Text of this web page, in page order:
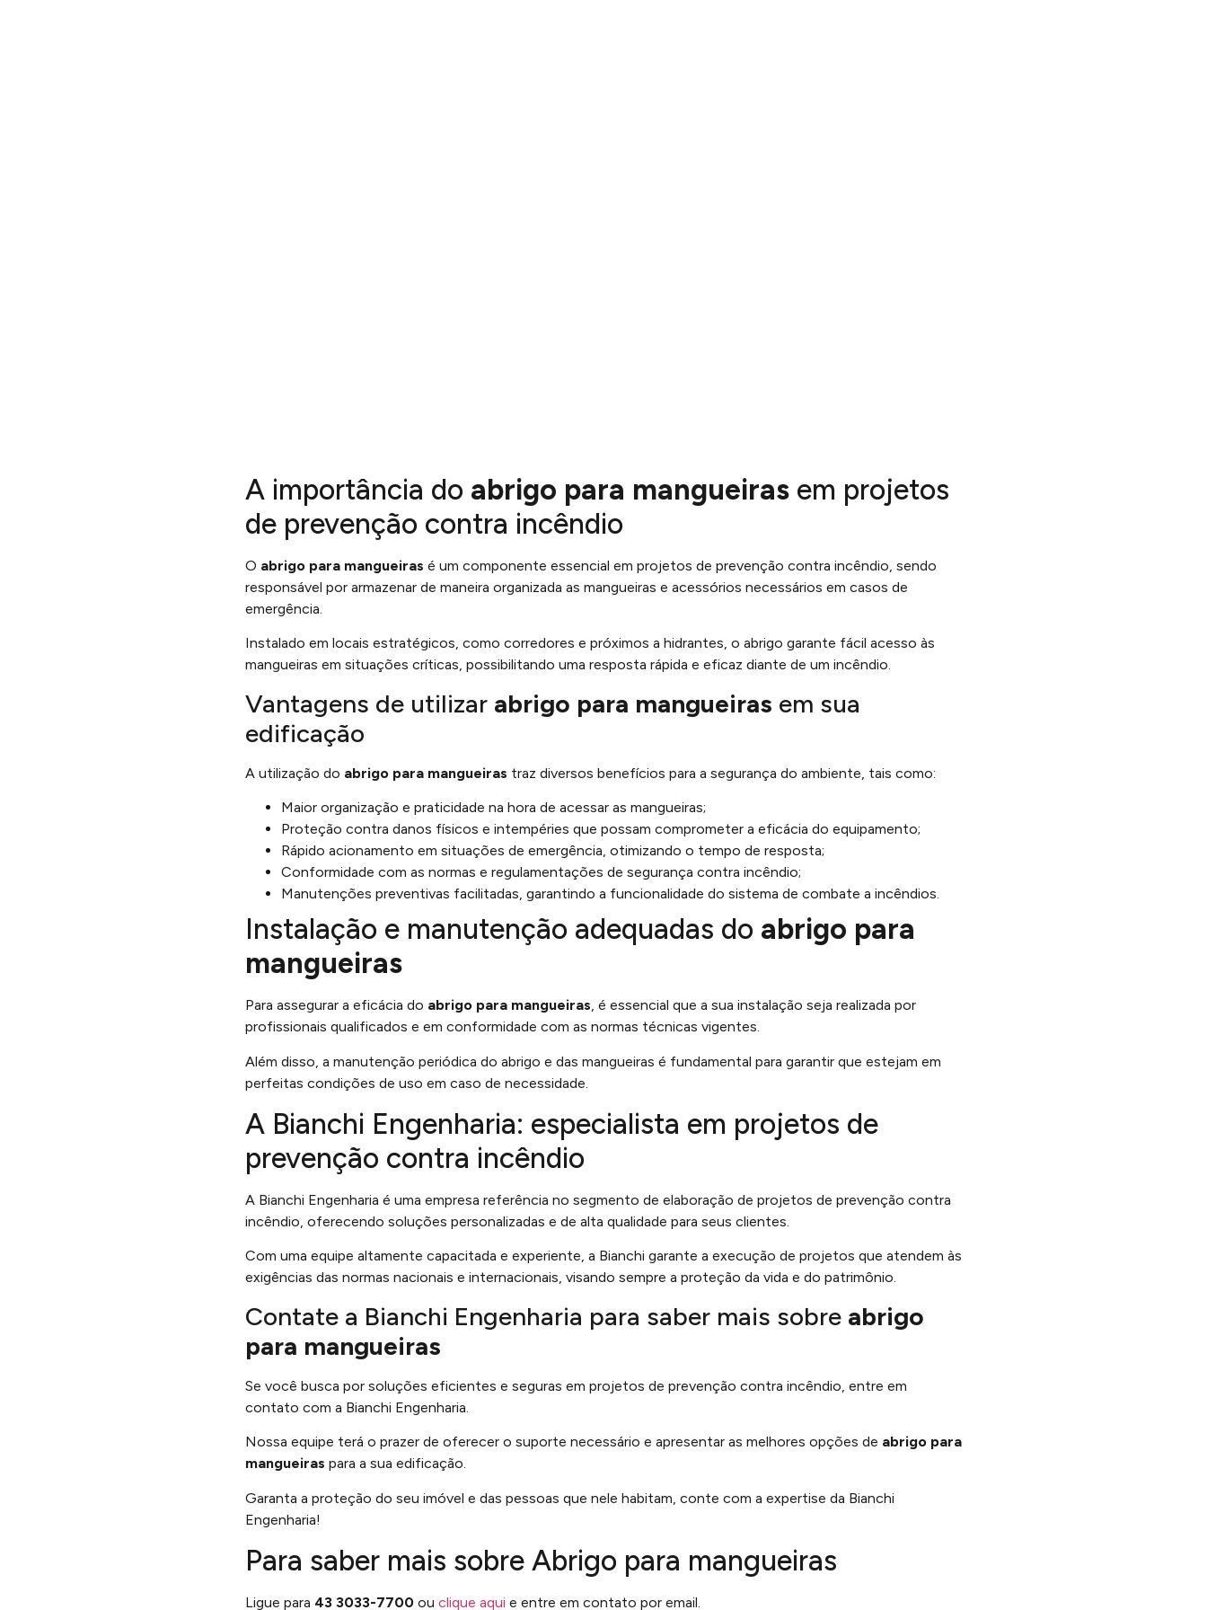
A importância do abrigo para mangueiras em projetos
de prevenção contra incêndio
O abrigo para mangueiras é um componente essencial em projetos de prevenção contra incêndio, sendo
responsável por armazenar de maneira organizada as mangueiras e acessórios necessários em casos de
emergência.
Instalado em locais estratégicos, como corredores e próximos a hidrantes, o abrigo garante fácil acesso às
mangueiras em situações críticas, possibilitando uma resposta rápida e eficaz diante de um incêndio.
Vantagens de utilizar abrigo para mangueiras em sua
edificação
A utilização do abrigo para mangueiras traz diversos benefícios para a segurança do ambiente, tais como:
Maior organização e praticidade na hora de acessar as mangueiras;
Proteção contra danos físicos e intempéries que possam comprometer a eficácia do equipamento;
Rápido acionamento em situações de emergência, otimizando o tempo de resposta;
Conformidade com as normas e regulamentações de segurança contra incêndio;
Manutenções preventivas facilitadas, garantindo a funcionalidade do sistema de combate a incêndios.
Instalação e manutenção adequadas do abrigo para
mangueiras
Para assegurar a eficácia do abrigo para mangueiras, é essencial que a sua instalação seja realizada por
profissionais qualificados e em conformidade com as normas técnicas vigentes.
Além disso, a manutenção periódica do abrigo e das mangueiras é fundamental para garantir que estejam em
perfeitas condições de uso em caso de necessidade.
A Bianchi Engenharia: especialista em projetos de
prevenção contra incêndio
A Bianchi Engenharia é uma empresa referência no segmento de elaboração de projetos de prevenção contra
incêndio, oferecendo soluções personalizadas e de alta qualidade para seus clientes.
Com uma equipe altamente capacitada e experiente, a Bianchi garante a execução de projetos que atendem às
exigências das normas nacionais e internacionais, visando sempre a proteção da vida e do patrimônio.
Contate a Bianchi Engenharia para saber mais sobre abrigo
para mangueiras
Se você busca por soluções eficientes e seguras em projetos de prevenção contra incêndio, entre em
contato com a Bianchi Engenharia.
Nossa equipe terá o prazer de oferecer o suporte necessário e apresentar as melhores opções de abrigo para
mangueiras para a sua edificação.
Garanta a proteção do seu imóvel e das pessoas que nele habitam, conte com a expertise da Bianchi
Engenharia!
Para saber mais sobre Abrigo para mangueiras
Ligue para 43 3033-7700 ou clique aqui e entre em contato por email.